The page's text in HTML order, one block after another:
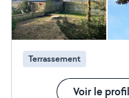
Terrassement
Voir le profil